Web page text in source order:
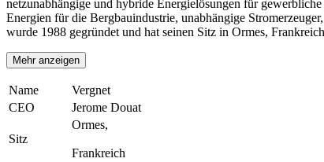
netzunabhängige und hybride Energielösungen für
Energien für die Bergbauindustrie, unabhängige
wurde 1988 gegründet und hat seinen Sitz in Ormes,
Mehr anzeigen
Name
Vergnet
CEO
Jerome Douat
Sitz
Ormes,
Frankreich